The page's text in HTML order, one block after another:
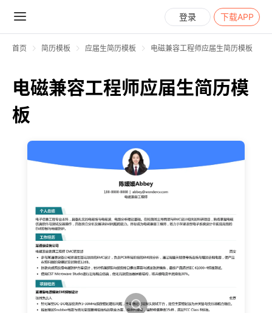
登录 下载APP
首页 简历模板 应届生简历模板 电磁兼容工程师应届生简历模板
电磁兼容工程师应届生简历模
板